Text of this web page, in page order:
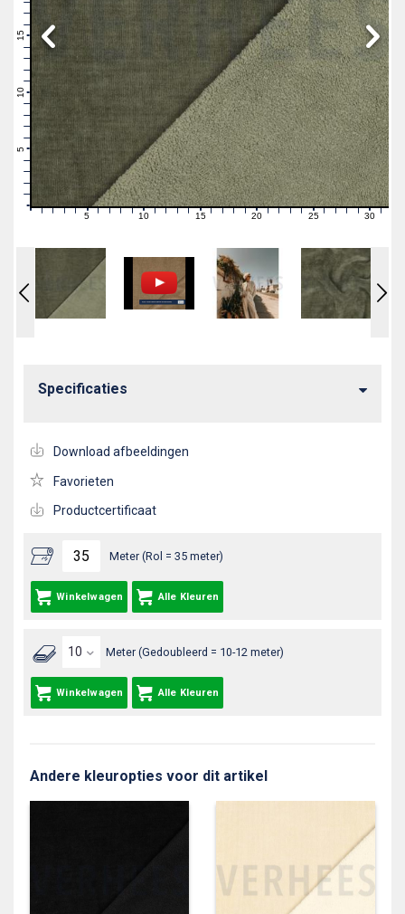
11
16
1 2 3 4 6 7 89101112131415161718192021222324252627282930 31
Meter (Rol = 35 meter)
Winkelwagen Alle Kleuren
Meter (Gedoubleerd = 10-12 meter)
Winkelwagen Alle Kleuren
Specificaties
Download afbeeldingen
Favorieten
Productcertificaat
Andere kleuropties voor dit artikel